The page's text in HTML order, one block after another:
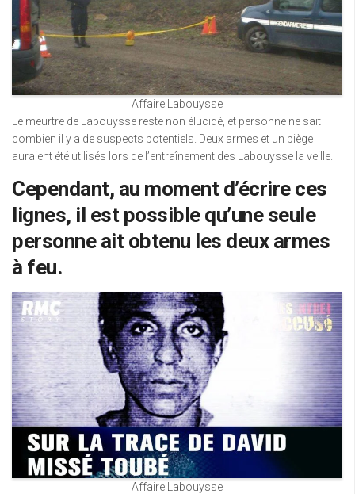
Affaire Labouysse
Le meurtre de Labouysse reste non élucidé, et personne ne sait
combien il y a de suspects potentiels. Deux armes et un piège
auraient été utilisés lors de l’entraînement des Labouysse la veille.
Cependant, au moment d’écrire ces
lignes, il est possible qu’une seule
personne ait obtenu les deux armes
à feu.
Affaire Labouysse